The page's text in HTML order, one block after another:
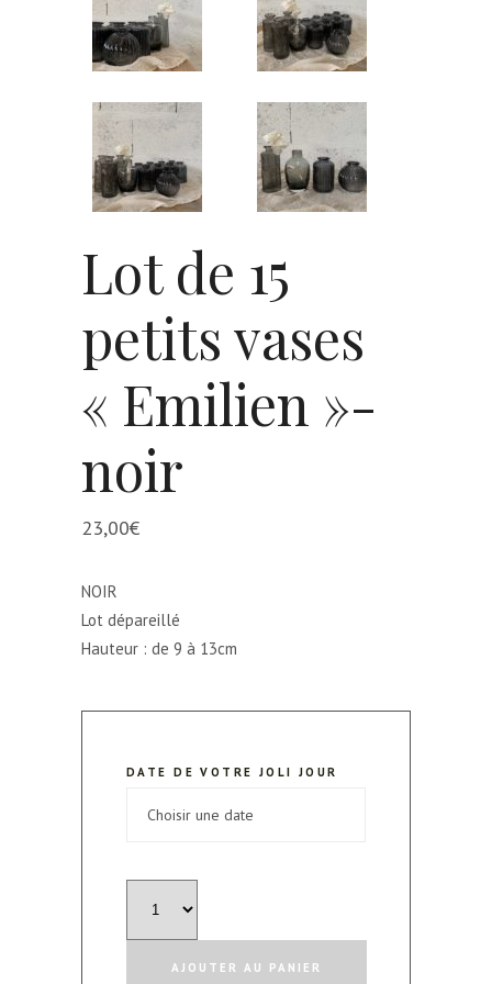
Lot de 15
petits vases
« Emilien »-
noir
23,00€
NOIR
Lot dépareillé
Hauteur : de 9 à 13cm
DATE DE VOTRE JOLI JOUR
AJOUTER AU PANIER